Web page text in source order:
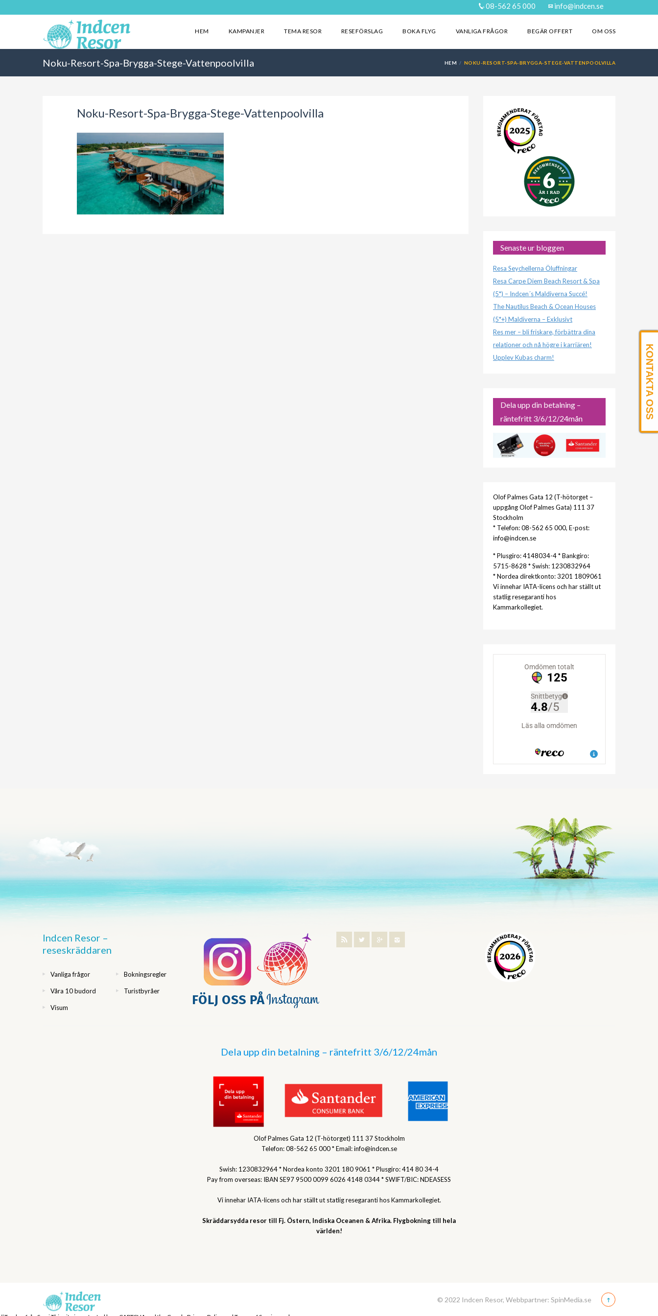
08-562 65 000 info@indcen.se
HEM KAMPANJER TEMA RESOR RESEFÖRSLAG BOKA FLYG VANLIGA FRÅGOR BEGÄR OFFERT OM OSS
Noku-Resort-Spa-Brygga-Stege-Vattenpoolvilla HEM NOKU-RESORT-SPA-BRYGGA-STEGE-VATTENPOOLVILLA
Noku-Resort-Spa-Brygga-Stege-Vattenpoolvilla
Senaste ur bloggen
Resa Seychellerna Öluffningar
Resa Carpe Diem Beach Resort & Spa
(5*) – Indcen´s Maldiverna Succé!
The Nautilus Beach & Ocean Houses
(5*+) Maldiverna – Exklusivt
Res mer – bli friskare, förbättra dina
relationer och nå högre i karriären!
Upplev Kubas charm!
Dela upp din betalning –
räntefritt 3/6/12/24mån
Olof Palmes Gata 12 (T-hötorget –
uppgång Olof Palmes Gata) 111 37
Stockholm
* Telefon: 08-562 65 000, E-post:
info@indcen.se
* Plusgiro: 4148034-4 * Bankgiro:
5715-8628 * Swish: 1230832964
* Nordea direktkonto: 3201 1809061
Vi innehar IATA-licens och har ställt ut
statlig resegaranti hos
Kammarkollegiet.
Indcen Resor –
reseskräddaren
Vanliga frågor Bokningsregler
Våra 10 budord Turistbyråer
Visum
Dela upp din betalning – räntefritt 3/6/12/24mån
Olof Palmes Gata 12 (T-hötorget) 111 37 Stockholm
Telefon: 08-562 65 000 * Email: info@indcen.se
Swish: 1230832964 * Nordea konto 3201 180 9061 * Plusgiro: 414 80 34-4
Pay from overseas: IBAN SE97 9500 0099 6026 4148 0344 * SWIFT/BIC: NDEASESS
Vi innehar IATA-licens och har ställt ut statlig resegaranti hos Kammarkollegiet.
Skräddarsydda resor till Fj. Östern, Indiska Oceanen & Afrika. Flygbokning till hela
världen!
© 2022 Indcen Resor, Webbpartner: SpinMedia.se
KONTAKTA OSS